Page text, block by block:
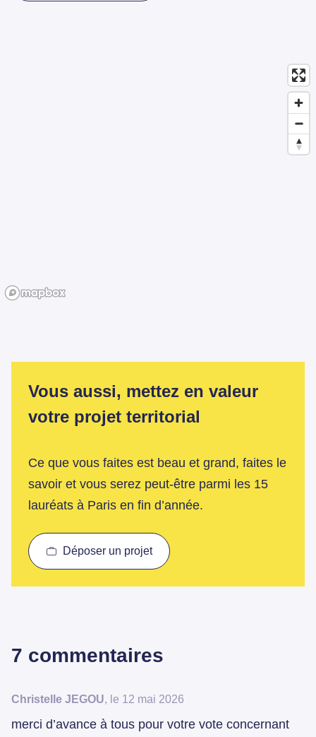
Vous aussi, mettez en valeur
votre projet territorial
Ce que vous faites est beau et grand, faites le
savoir et vous serez peut-être parmi les 15
lauréats à Paris en fin d’année.
Déposer un projet
7 commentaires
Christelle JEGOU, le 12 mai 2026
merci d’avance à tous pour votre vote concernant